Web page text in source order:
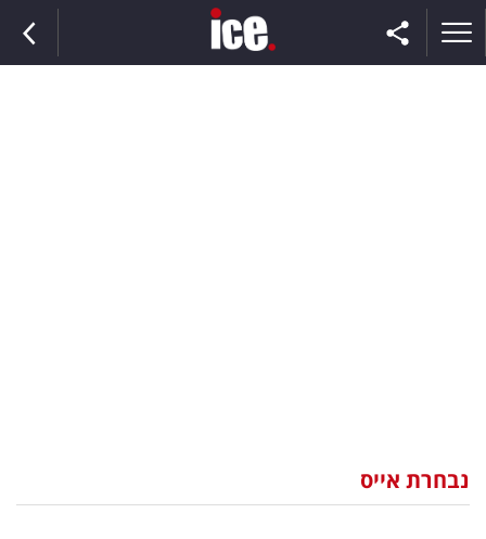
וצרכנות
נבחרת אייס